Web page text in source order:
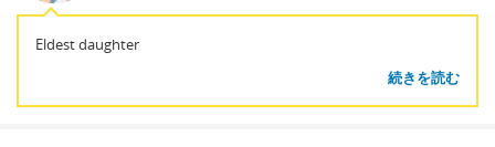
Eldest daughter
続きを読む